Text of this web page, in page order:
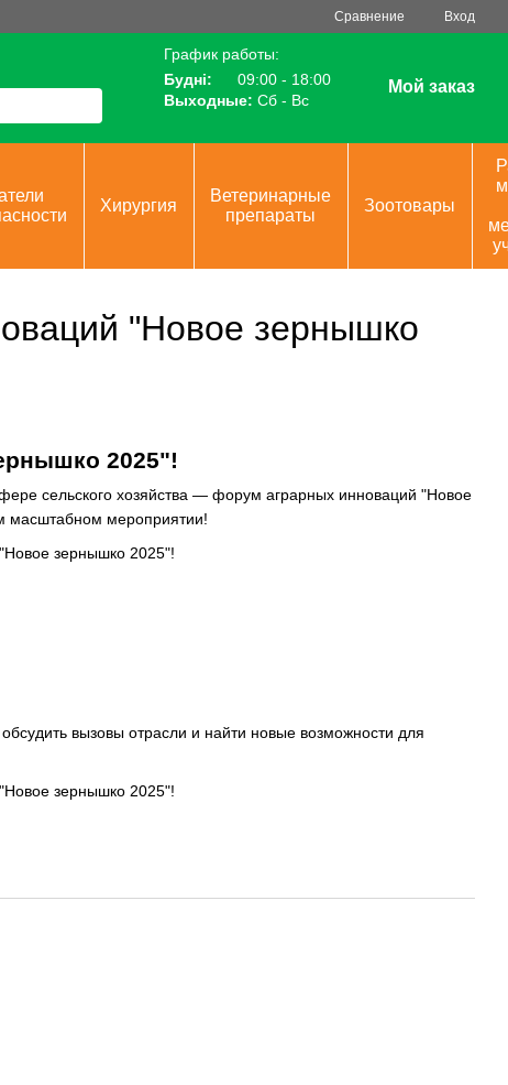
Сравнение Вход
График работы:
Будні:
09:00 - 18:00
Выходные: Сб - Вс
Мой заказ
Хирургия
Ветеринарные
препараты
Зоотовары
"Новое зернышко
2025"!
сельского хозяйства — форум аграрных инноваций "Новое
масштабном мероприятии!
вызовы отрасли и найти новые возможности для